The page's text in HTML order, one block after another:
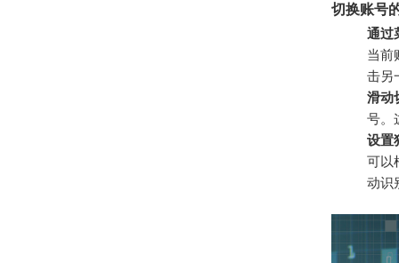
切换账号
通过
当前
击另
滑动
号。
设置
可以
动识